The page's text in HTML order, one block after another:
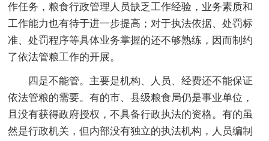
作任务，粮食行政管理人员缺乏工作经验，业务素质和
工作能力也有待于进一步提高；对于执法依据、处罚标
准、处罚程序等具体业务掌握的还不够熟练，因而制约
了依法管粮工作的开展。
四是不能管。主要是机构、人员、经费还不能保证
依法管粮的需要。有的市、县级粮食局仍是事业单位，
且没有获得政府授权，不具备行政执法的资格。有的虽
然是行政机关，但内部没有独立的执法机构，人员编制